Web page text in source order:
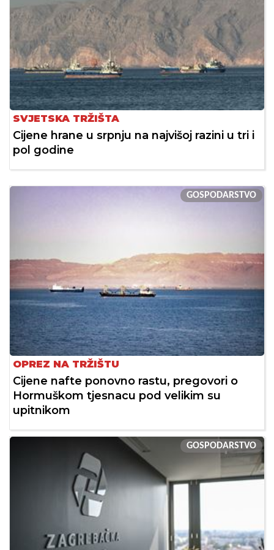
SVJETSKA TRŽIŠTA
Cijene hrane u srpnju na najvišoj razini u tri i
pol godine
GOSPODARSTVO
OPREZ NA TRŽIŠTU
Cijene nafte ponovno rastu, pregovori o
Hormuškom tjesnacu pod velikim su
upitnikom
GOSPODARSTVO